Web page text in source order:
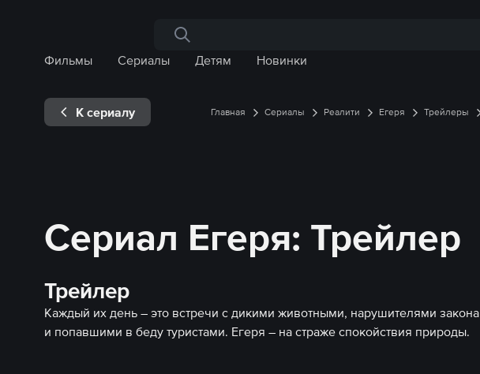
Поиск по сайту
Фильмы
Сериалы Детям Новинки
К сериалу Главная Сериалы Реалити Егеря Трейлеры
Сериал Егеря: Трейлер
Трейлер
Каждый их день ― это встречи с дикими животными, нарушителями закона
и попавшими в беду туристами. Егеря ― на страже спокойствия природы.